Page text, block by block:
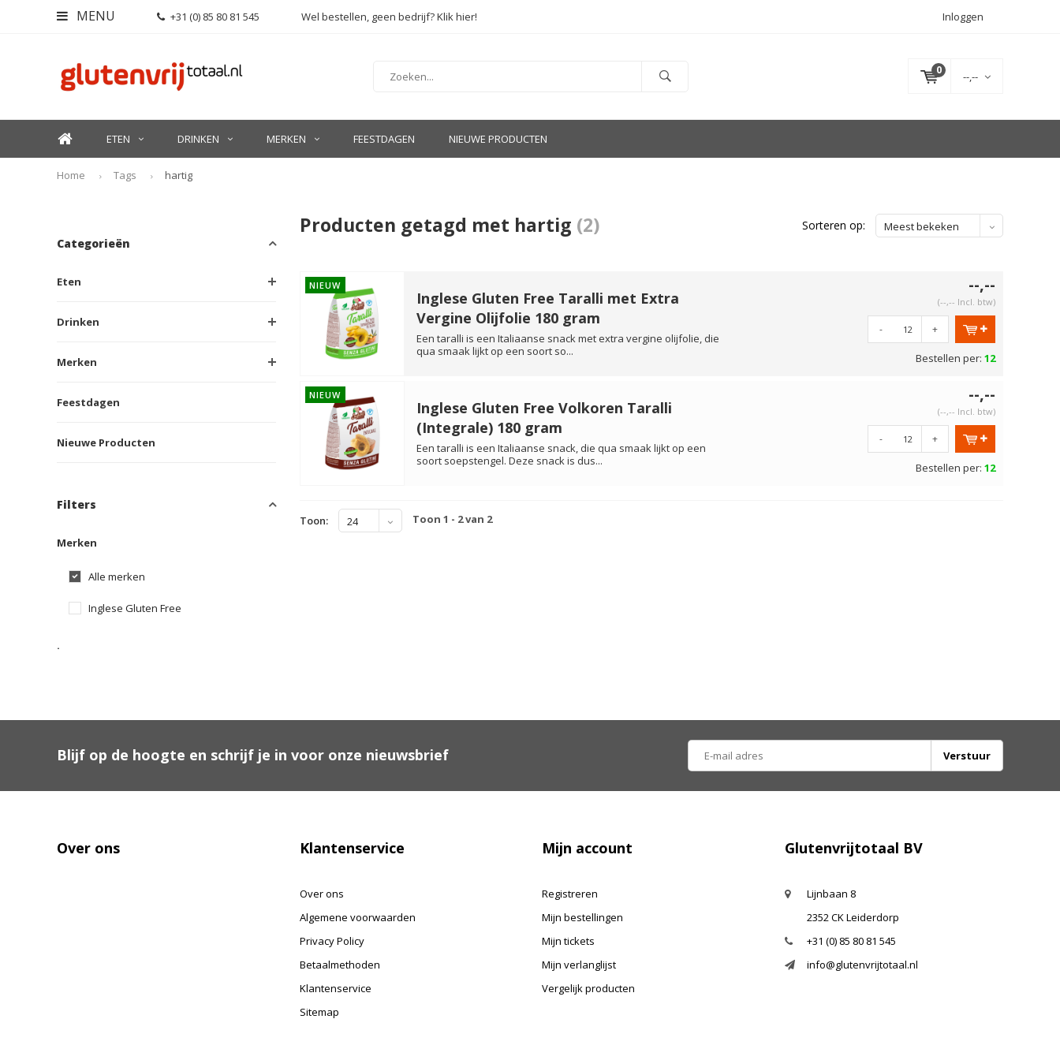
MENU +31 (0) 85 80 81 545 Wel bestellen, geen bedrijf? Klik hier! Inloggen
0 --,--
ETEN DRINKEN MERKEN FEESTDAGEN NIEUWE PRODUCTEN
Home Tags hartig
Categorieën
Eten
Drinken
Merken
Feestdagen
Nieuwe Producten
Filters
Merken
Alle merken
Inglese Gluten Free
.
Producten getagd met hartig (2) Sorteren op: Meest bekeken
NIEUW
Inglese Gluten Free Taralli met Extra
Vergine Olijfolie 180 gram
Een taralli is een Italiaanse snack met extra vergine olijfolie, die
qua smaak lijkt op een soort so...
--,--
(--,-- Incl. btw)
- +
Bestellen per: 12
NIEUW
Inglese Gluten Free Volkoren Taralli
(Integrale) 180 gram
Een taralli is een Italiaanse snack, die qua smaak lijkt op een
soort soepstengel. Deze snack is dus...
--,--
(--,-- Incl. btw)
- +
Bestellen per: 12
Toon: 24 Toon 1 - 2 van 2
Blijf op de hoogte en schrijf je in voor onze nieuwsbrief Verstuur
Over ons Klantenservice
Over ons
Algemene voorwaarden
Privacy Policy
Betaalmethoden
Klantenservice
Sitemap
Mijn account
Registreren
Mijn bestellingen
Mijn tickets
Mijn verlanglijst
Vergelijk producten
Glutenvrijtotaal BV
Lijnbaan 8
2352 CK Leiderdorp
+31 (0) 85 80 81 545
info@glutenvrijtotaal.nl